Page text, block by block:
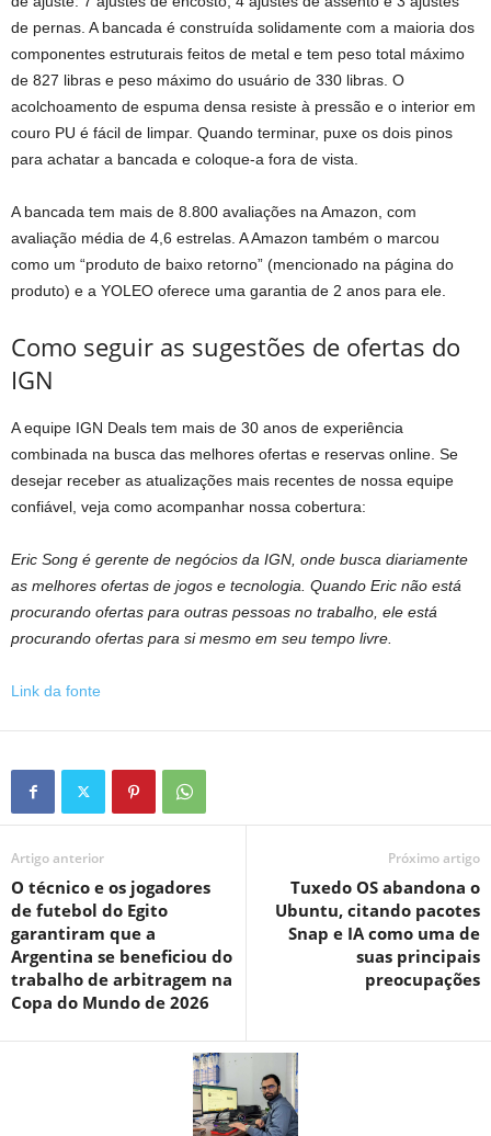
de pernas. A bancada é construída solidamente com a maioria dos
componentes estruturais feitos de metal e tem peso total máximo
de 827 libras e peso máximo do usuário de 330 libras. O
acolchoamento de espuma densa resiste à pressão e o interior em
couro PU é fácil de limpar. Quando terminar, puxe os dois pinos
para achatar a bancada e coloque-a fora de vista.
A bancada tem mais de 8.800 avaliações na Amazon, com
avaliação média de 4,6 estrelas. A Amazon também o marcou
como um “produto de baixo retorno” (mencionado na página do
produto) e a YOLEO oferece uma garantia de 2 anos para ele.
Como seguir as sugestões de ofertas do
IGN
A equipe IGN Deals tem mais de 30 anos de experiência
combinada na busca das melhores ofertas e reservas online. Se
desejar receber as atualizações mais recentes de nossa equipe
confiável, veja como acompanhar nossa cobertura:
Eric Song é gerente de negócios da IGN, onde busca diariamente
as melhores ofertas de jogos e tecnologia. Quando Eric não está
procurando ofertas para outras pessoas no trabalho, ele está
procurando ofertas para si mesmo em seu tempo livre.
Link da fonte
Artigo anterior
O técnico e os jogadores
de futebol do Egito
garantiram que a
Argentina se beneficiou do
trabalho de arbitragem na
Copa do Mundo de 2026
Próximo artigo
Tuxedo OS abandona o
Ubuntu, citando pacotes
Snap e IA como uma de
suas principais
preocupações